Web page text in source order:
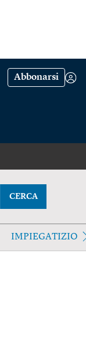
Abbonarsi
CERCA
IMPIEGATIZIO